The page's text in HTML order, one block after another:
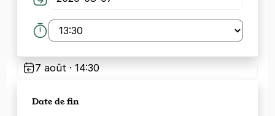
7 août · 14:30
Date de fin